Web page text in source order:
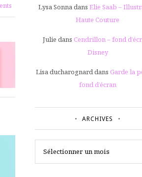
Lysa Sonna dans Elie Saab –
Haute Couture
Julie dans Cendrillon – fond
Disney
Lisa ducharognard dans Garde la
fond d’écran
ARCHIVES